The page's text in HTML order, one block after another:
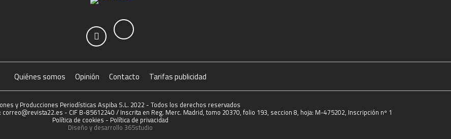
Quiénes somos Opinión Contacto Tarifas publicidad
y Producciones Periodísticas Aspiba S.L. 2022 - Todos los derechos reservados
- CIF B-85612240 / Inscrita en Reg. Merc. Madrid, tomo 20370, folio 193, seccion 8, hoja: M-475202, Inscripción nº 1
Política de cookies - Política de privacidad
Diseño y desarrollo 365studio